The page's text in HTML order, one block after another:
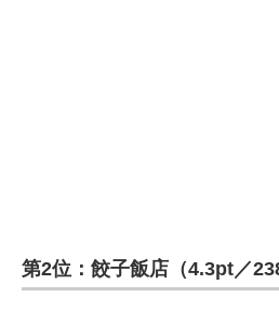
第2位：餃子飯店（4.3pt／